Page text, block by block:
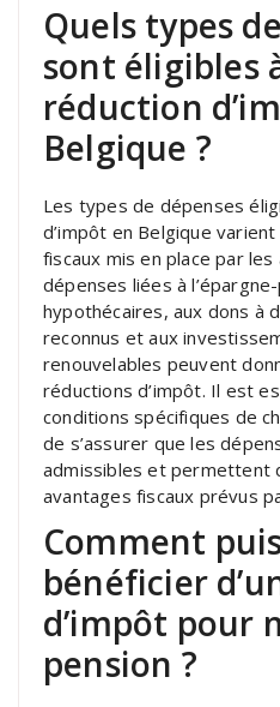
Quels types
sont éligibles
réduction
Belgique ?
Les types de dépenses
d’impôt en Belgique
fiscaux mis en place par
dépenses liées à
hypothécaires, aux dons à
reconnus et aux
renouvelables peuvent
réductions d’impôt. Il est
conditions spécifiques de
de s’assurer que les
admissibles et permettent
avantages fiscaux prévus
Comment
bénéficier
d’impôt pour
pension ?